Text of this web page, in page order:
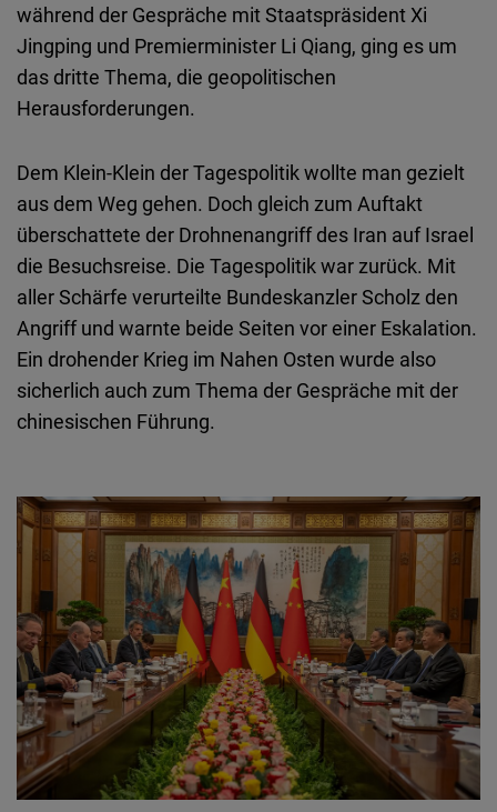
während der Gespräche mit Staatspräsident Xi
Jingping und Premierminister Li Qiang, ging es um
das dritte Thema, die geopolitischen
Herausforderungen.
Dem Klein-Klein der Tagespolitik wollte man gezielt
aus dem Weg gehen. Doch gleich zum Auftakt
überschattete der Drohnenangriff des Iran auf Israel
die Besuchsreise. Die Tagespolitik war zurück. Mit
aller Schärfe verurteilte Bundeskanzler Scholz den
Angriff und warnte beide Seiten vor einer Eskalation.
Ein drohender Krieg im Nahen Osten wurde also
sicherlich auch zum Thema der Gespräche mit der
chinesischen Führung.